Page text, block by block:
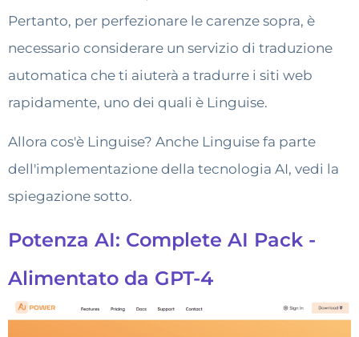
Pertanto, per perfezionare le carenze sopra, è
necessario considerare un servizio di traduzione
automatica che ti aiuterà a tradurre i siti web
rapidamente, uno dei quali è Linguise.
Allora cos'è Linguise? Anche Linguise fa parte
dell'implementazione della tecnologia AI, vedi la
spiegazione sotto.
Potenza AI: Complete AI Pack -
Alimentato da GPT-4